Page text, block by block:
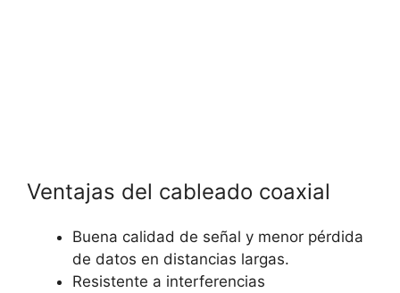
Ventajas del cableado coaxial
Buena calidad de señal y menor pérdida
de datos en distancias largas.
Resistente a interferencias